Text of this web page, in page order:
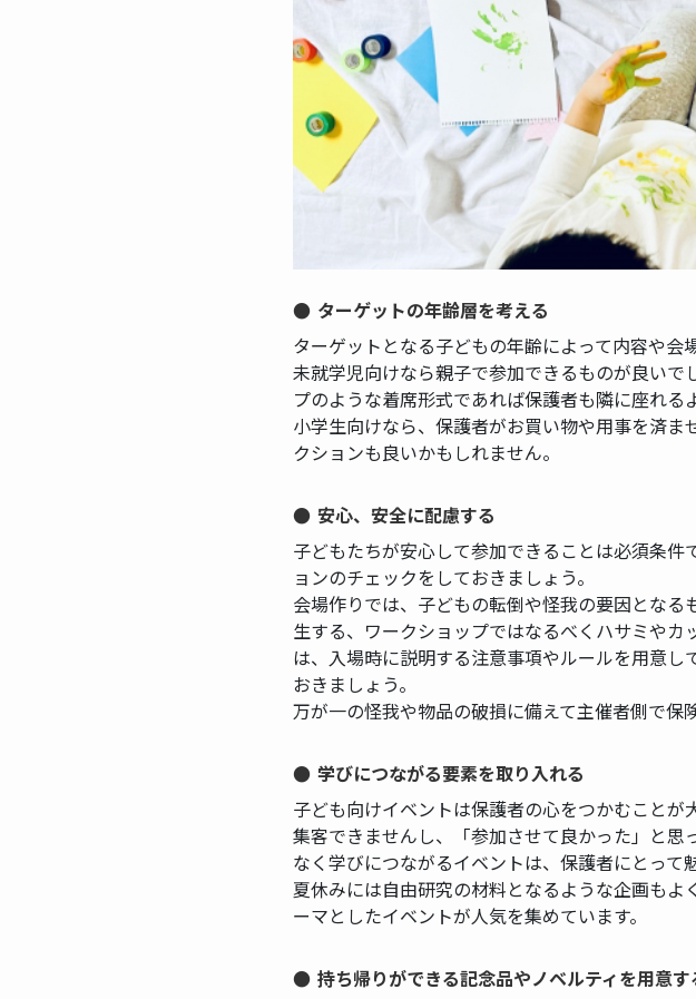
ターゲットの年齢層を考える
ターゲットとなる子どもの年齢によって内容や会
未就学児向けなら親子で参加できるものが良い
プのような着席形式であれば保護者も隣に座れる
小学生向けなら、保護者がお買い物や用事を済
クションも良いかもしれません。
安心、安全に配慮する
子どもたちが安心して参加できることは必須条
ョンのチェックをしておきましょう。
会場作りでは、子どもの転倒や怪我の要因とな
生する、ワークショップではなるべくハサミや
は、入場時に説明する注意事項やルールを用意
おきましょう。
万が一の怪我や物品の破損に備えて主催者側で保
学びにつながる要素を取り入れる
子ども向けイベントは保護者の心をつかむこと
集客できませんし、「参加させて良かった」と思
なく学びにつながるイベントは、保護者にとって
夏休みには自由研究の材料となるような企画も
ーマとしたイベントが人気を集めています。
持ち帰りができる記念品やノベルティを用意す